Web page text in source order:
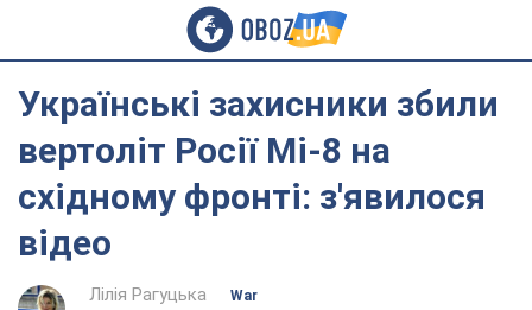
Українські захисники збили
вертоліт Росії Мі-8 на
східному фронті: з'явилося
відео
Лілія Рагуцька
War